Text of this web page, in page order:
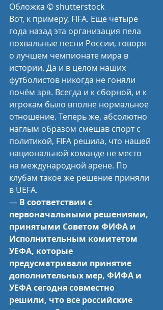
Обложка © shutterstock
Вот, к примеру, FIFA. Ещё четыре
года назад эта организация пела
похвальные песни России, говоря
о лучшем чемпионате мира в
истории. Да и в целом наших
футболистов никогда не гоняли
почём зря. Всегда и к сборной, и к
игрокам было вполне нормальное
отношение. Теперь же, абсолютно
наглым образом смешав спорт с
политикой, FIFA решила, что нашей
национальной команде не место
на международной арене. По
клубам такое же решение приняли
в UEFA.
— В соответствии с
первоначальными решениями,
принятыми Советом ФИФА и
Исполнительным комитетом
УЕФА, которые
предусматривали принятие
дополнительных мер, ФИФА и
УЕФА сегодня совместно
решили, что все российские